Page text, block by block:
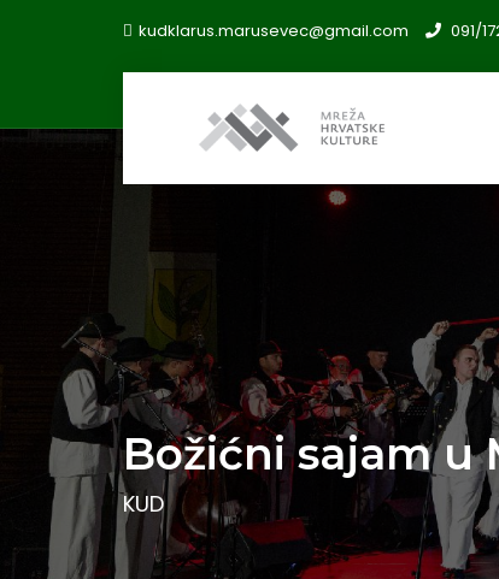
kudklarus.marusevec@gmail.com 091/
Božićni sajam u
KUD